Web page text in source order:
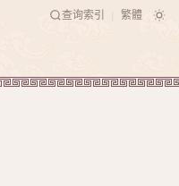
查询索引 繁體